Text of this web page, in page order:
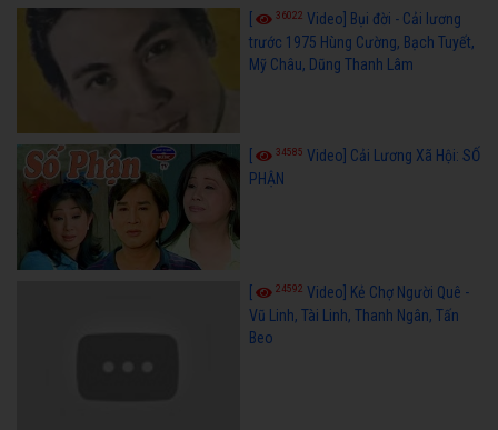
36022 Video] Bụi đời - Cải lương
trước 1975 Hùng Cường, Bạch Tuyết,
Mỹ Châu, Dũng Thanh Lâm
34585 Video] Cải Lương Xã Hội: SỐ
PHẬN
24592 Video] Kẻ Chợ Người Quê -
Vũ Linh, Tài Linh, Thanh Ngân, Tấn
Beo